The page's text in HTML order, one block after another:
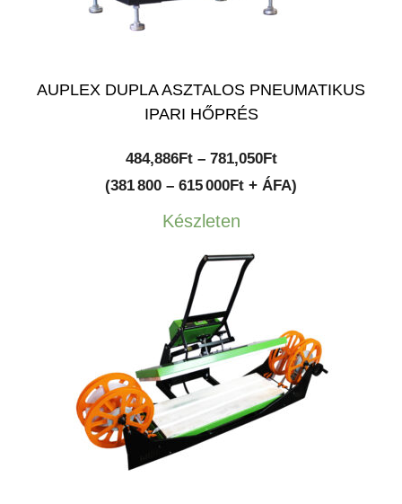
AUPLEX DUPLA ASZTALOS PNEUMATIKUS
IPARI HŐPRÉS
484,886Ft – 781,050FtÁrtartomány:
484,886Ft
(381 800 – 615 000Ft + ÁFA)
Készleten